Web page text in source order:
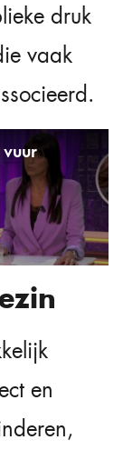
druk
vaak
en